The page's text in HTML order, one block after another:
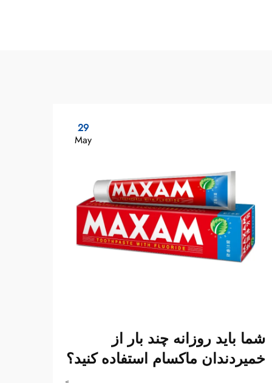
29
May
شما باید روزانه چند بار از
خمیردندان ماکسام استفاده کنید؟